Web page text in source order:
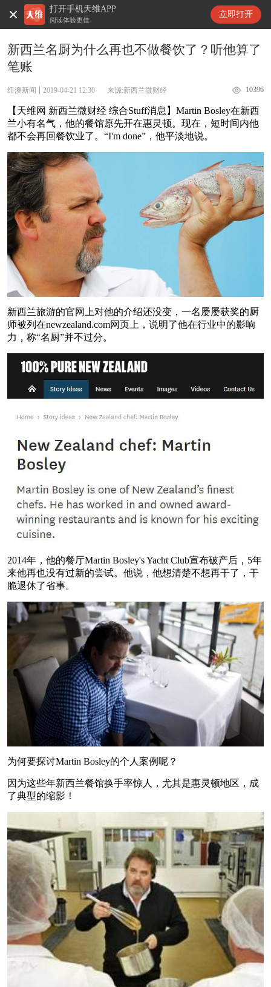
打开手机天维APP
阅读体验更佳
立即打开
天维新闻
新西兰名厨为什么再也不做餐饮了？听他算了
笔账
纽澳新闻 2019-04-21 12:30 来源:新西兰微财经 10396
【天维网 新西兰微财经 综合Stuff消息】Martin Bosley在新西
兰小有名气，他的餐馆原先开在惠灵顿。现在，短时间内他
都不会再回餐饮业了。“I'm done”，他平淡地说。
新西兰旅游的官网上对他的介绍还没变，一名屡屡获奖的厨
师被列在newzealand.com网页上，说明了他在行业中的影响
力，称“名厨”并不过分。
2014年，他的餐厅Martin Bosley's Yacht Club宣布破产后，5年
来他再也没有过新的尝试。他说，他想清楚不想再干了，干
脆退休了省事。
为何要探讨Martin Bosley的个人案例呢？
因为这些年新西兰餐馆换手率惊人，尤其是惠灵顿地区，成
了典型的缩影！